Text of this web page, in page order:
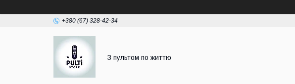
+380 (67) 328-42-34
З пультом по життю